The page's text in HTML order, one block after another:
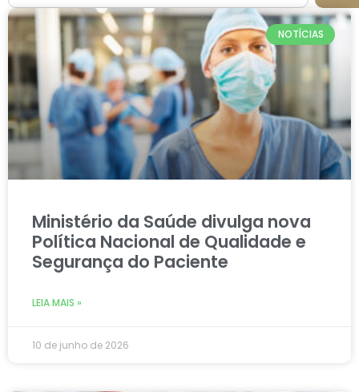
NOTÍCIAS
Ministério da Saúde divulga nova
Política Nacional de Qualidade e
Segurança do Paciente
LEIA MAIS »
10 de junho de 2026